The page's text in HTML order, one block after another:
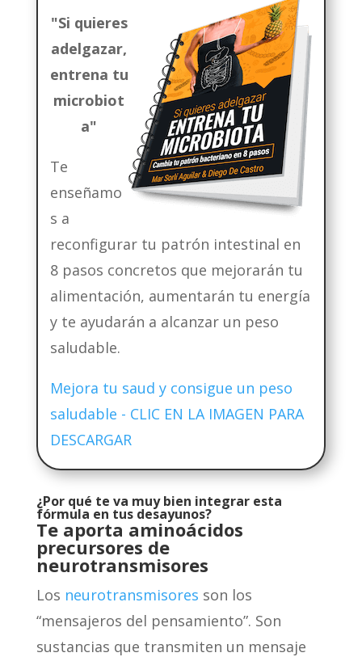
"Si quieres
adelgazar,
entrena tu
microbiot
a"
Te
enseñamo
s a
reconfigurar tu patrón intestinal en
8 pasos concretos que mejorarán tu
alimentación, aumentarán tu energía
y te ayudarán a alcanzar un peso
saludable.
Mejora tu saud y consigue un peso
saludable - CLIC EN LA IMAGEN PARA
DESCARGAR
¿Por qué te va muy bien integrar esta
fórmula en tus desayunos?
Te aporta aminoácidos
precursores de
neurotransmisores
Los neurotransmisores son los
“mensajeros del pensamiento”. Son
sustancias que transmiten un mensaje